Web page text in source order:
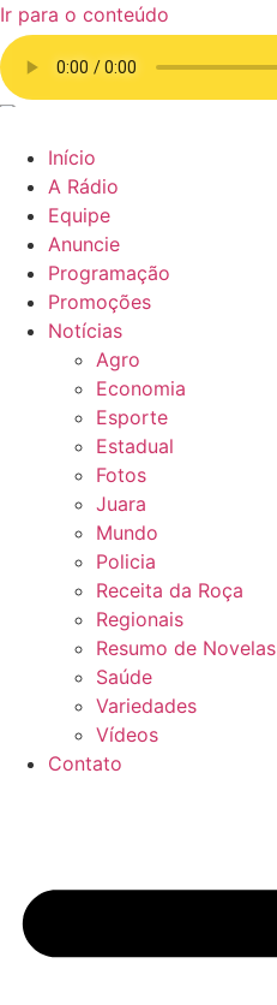
Ir para o conteúdo
Início
A Rádio
Equipe
Anuncie
Programação
Promoções
Notícias
Agro
Economia
Esporte
Estadual
Fotos
Juara
Mundo
Policia
Receita da Roça
Regionais
Resumo de Novelas
Saúde
Variedades
Vídeos
Contato